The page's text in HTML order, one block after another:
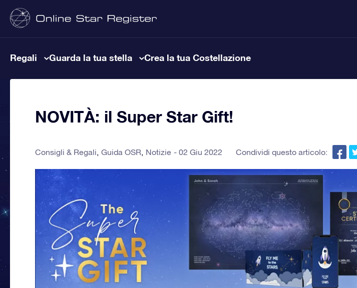
Regali Guarda la tua stella Crea la tua Costellazione
NOVITÀ: il Super Star Gift!
Consigli & Regali Guida OSR Notizie 02 Giu 2022 Condividi questo articolo: